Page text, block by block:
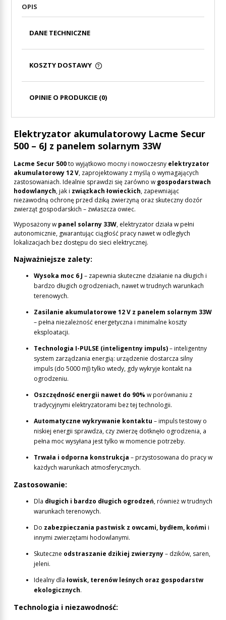
OPIS
DANE TECHNICZNE
KOSZTY DOSTAWY
PŁATNOŚCI
OPINIE O PRODUKCIE (0)
Elektryzator akumulatorowy Lacme Secur
500 – 6J z panelem solarnym 33W
Lacme Secur 500to wyjątkowo mocny i nowoczesny elektryzator
akumulatorowy 12 V, zaprojektowany z myślą o wymagających
zastosowaniach. Idealnie sprawdzi się zarówno w gospodarstwach
hodowlanych, jak i związkach łowieckich, zapewniając
niezawodną ochronę przed dziką zwierzyną oraz skuteczny dozór
zwierząt gospodarskich – zwłaszcza owiec.
Wyposażony w panel solarny 33W, elektryzator działa w pełni
autonomicznie, gwarantując ciągłość pracy nawet w odległych
lokalizacjach bez dostępu do sieci elektrycznej.
Najważniejsze zalety:
Wysoka moc 6 J – zapewnia skuteczne działanie na długich i
bardzo długich ogrodzeniach, nawet w trudnych warunkach
terenowych.
Zasilanie akumulatorowe 12 V z panelem solarnym 33W
– pełna niezależność energetyczna i minimalne koszty
eksploatacji.
Technologia I-PULSE (inteligentny impuls)– inteligentny
system zarządzania energią: urządzenie dostarcza silny
impuls (do 5000 mJ) tylko wtedy, gdy wykryje kontakt na
ogrodzeniu.
Oszczędność energii nawet do 90% w porównaniu z
tradycyjnymi elektryzatorami bez tej technologii.
Automatyczne wykrywanie kontaktu – impuls testowy o
niskiej energii sprawdza, czy zwierzę dotknęło ogrodzenia, a
pełna moc wysyłana jest tylko w momencie potrzeby.
Trwała i odporna konstrukcja – przystosowana do pracy w
każdych warunkach atmosferycznych.
Zastosowanie:
Dla długich i bardzo długich ogrodzeń, również w trudnych
warunkach terenowych.
Do zabezpieczania pastwisk z owcami, bydłem, końmi i
innymi zwierzętami hodowlanymi.
Skuteczne odstraszanie dzikiej zwierzyny– dzików, saren,
jeleni.
Idealny dla łowisk, terenów leśnych oraz gospodarstw
ekologicznych.
Technologia i niezawodność: